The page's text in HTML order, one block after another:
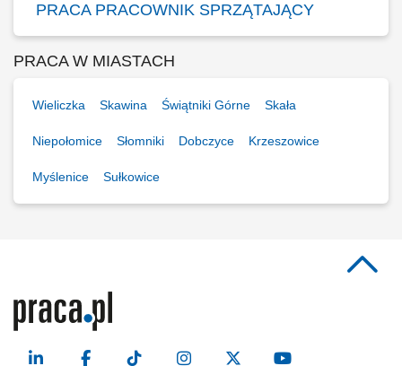
PRACA PRACOWNIK SPRZĄTAJĄCY
PRACA W MIASTACH
Wieliczka Skawina Świątniki Górne Skała
Niepołomice Słomniki Dobczyce Krzeszowice
Myślenice Sułkowice